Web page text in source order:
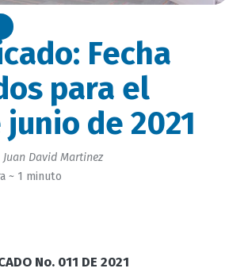
Fecha
para el
de 2021
Juan David Martinez
~ 1 minuto
No. 011 DE 2021